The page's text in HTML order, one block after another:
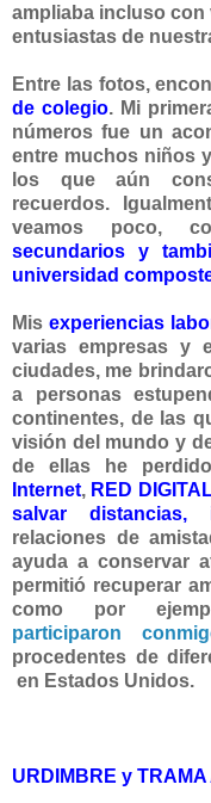
ampliaba incluso
entusiastas de
Entre las fotos,
de colegio. Mi
números fue un
entre muchos niños
los que aún
recuerdos.
veamos poco,
secundarios y
universidad
Misexperiencias
varias empresas y
ciudades, me
a personas
continentes, de las
visión del mundo y
de ellas he
Internet, RED
salvar distancias,
relaciones de
ayuda a conservar
permitió recuperar
como por
participaron
procedentes de
en Estados Unidos.
URDIMBRE y